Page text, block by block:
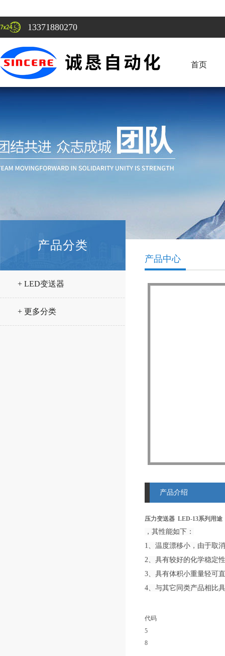
13371880270
首页
产品分类
+ LED变送器
+ 更多分类
产品中心
产品介绍
压力变送器 LED-13系列用途
，其性能如下：
1、温度漂移小，由于取
2、具有较好的化学稳定
3、具有体积小重量轻可
4、与其它同类产品相比
代码
5
8